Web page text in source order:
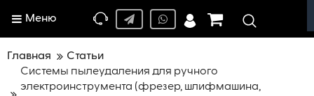
Меню
Главная
Статьи
Системы пылеудаления для ручного
электроинструмента (фрезер, шлифмашина,